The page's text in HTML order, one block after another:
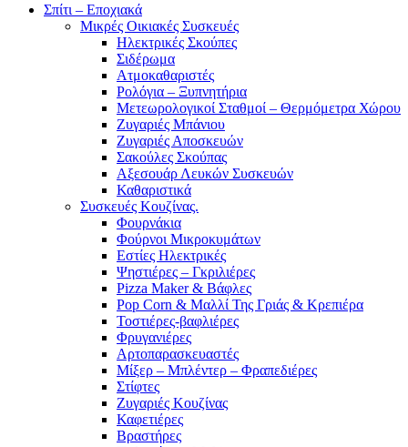
Σπίτι – Εποχιακά
Μικρές Οικιακές Συσκευές
Ηλεκτρικές Σκούπες
Σιδέρωμα
Ατμοκαθαριστές
Ρολόγια – Ξυπνητήρια
Μετεωρολογικοί Σταθμοί – Θερμόμετρα Χώρου
Ζυγαριές Μπάνιου
Ζυγαριές Αποσκευών
Σακούλες Σκούπας
Αξεσουάρ Λευκών Συσκευών
Καθαριστικά
Συσκευές Κουζίνας.
Φουρνάκια
Φούρνοι Μικροκυμάτων
Εστίες Ηλεκτρικές
Ψηστιέρες – Γκριλιέρες
Pizza Maker & Βάφλες
Pop Corn & Μαλλί Της Γριάς & Κρεπιέρα
Τοστιέρες-βαφλιέρες
Φρυγανιέρες
Αρτοπαρασκευαστές
Μίξερ – Μπλέντερ – Φραπεδιέρες
Στίφτες
Ζυγαριές Κουζίνας
Καφετιέρες
Βραστήρες